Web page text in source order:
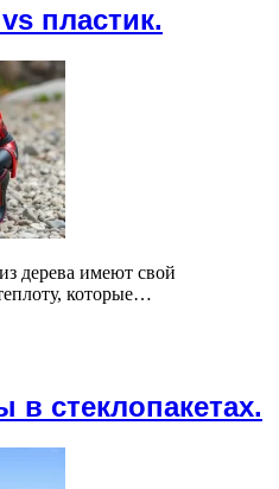
пластик.
дерева имеют свой
которые…
стеклопакетах.